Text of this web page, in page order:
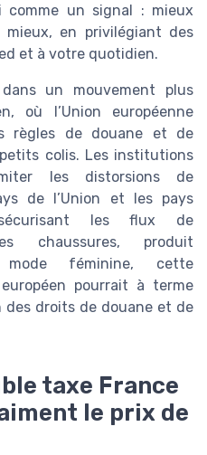
comme un signal : mieux
en privilégiant des
et à votre quotidien.
un mouvement plus
où l’Union européenne
règles de douane et de
colis. Les institutions
les distorsions de
de l’Union et les pays
les flux de
chaussures, produit
féminine, cette
pourrait à terme
des droits de douane et de
taxe France
le prix de